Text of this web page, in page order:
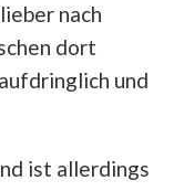
nach
dort
und
ist allerdings